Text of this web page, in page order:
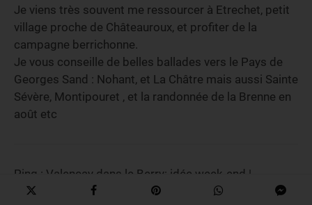
Je viens très souvent me ressourcer à Etrechet, petit
village proche de Châteauroux, et profiter de la
campagne berrichonne.
Je vous conseille de belles ballades vers le Pays de
Georges Sand : Nohant, et La Châtre mais aussi Sainte
Sévère, Montipouret , et la randonnée de la Brenne en
août etc
Ping : Valencay dans le Berry: idée week-end |
VOYAGES ET ENFANTS |Blog